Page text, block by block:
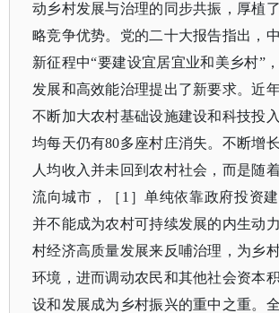
动乡村发展与治理的同步共振，厚植
略竞争优势。党的二十大报告指出，
新征程中“要建设宜居宜业和美乡村”
发展和高效能治理提出了新要求。近
不断加大农村基础设施建设和科技投
均每天仍有80多座村庄消失。不断增
人均收入并未回到农村社会，而是随
流向城市，
［ 1］单纯依靠政府投资
并不能成为农村可持续发展的内生动
村经济高质量发展来反哺治理，为乡
环境，进而调动农民和其他社会资本
设和发展成为乡村振兴的重中之重。